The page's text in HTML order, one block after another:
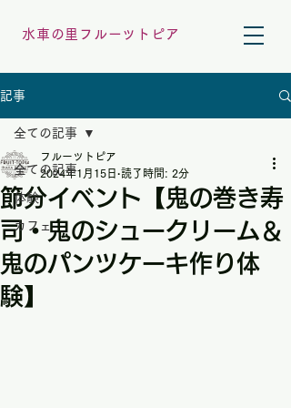
水車の里フルーツトピア
記事
全ての記事
体験
カフェ
全ての記事
節分イベント【鬼の巻き寿
司・鬼のシュークリーム＆
鬼のパンツケーキ作り体
験】
フルーツトピア
2024年1月15日 読了時間: 2分